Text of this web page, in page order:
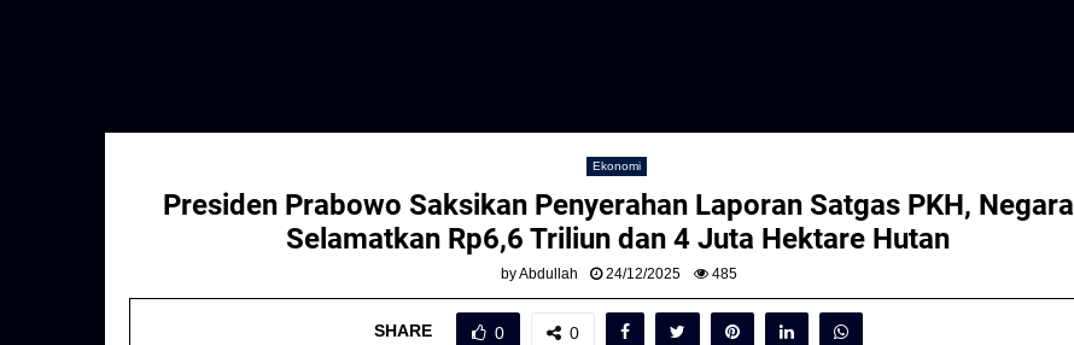
Ekonomi
Presiden Prabowo Saksikan Penyerahan Laporan Satgas PKH, Negara
Selamatkan Rp6,6 Triliun dan 4 Juta Hektare Hutan
byAbdullah 24/12/2025 485
SHARE 0 0